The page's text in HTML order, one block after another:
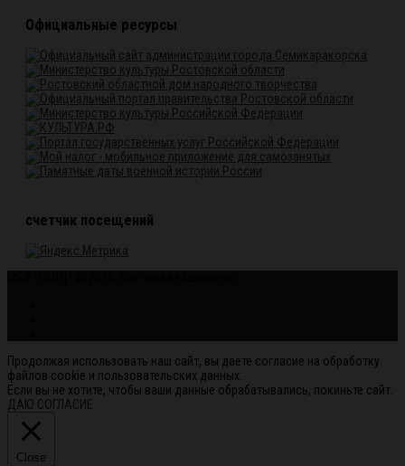
Официальные ресурсы
счетчик посещений
Продолжая использовать наш сайт, вы даете согласие на обработку
файлов cookie и пользовательских данных.
Если вы не хотите, чтобы ваши данные обрабатывались, покиньте сайт.
ДАЮ СОГЛАСИЕ
Close